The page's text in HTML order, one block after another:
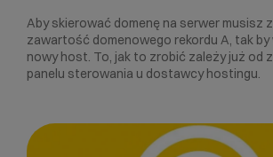
Aby skierować domenę na serwer musisz
zawartość domenowego rekordu A, tak by
nowy host. To, jak to zrobić zależy już od
panelu sterowania u dostawcy hostingu.